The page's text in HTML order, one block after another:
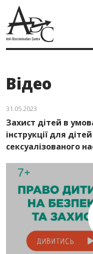
Відео
31.05.2023
Захист дітей в
інструкції для
сексуалізованого